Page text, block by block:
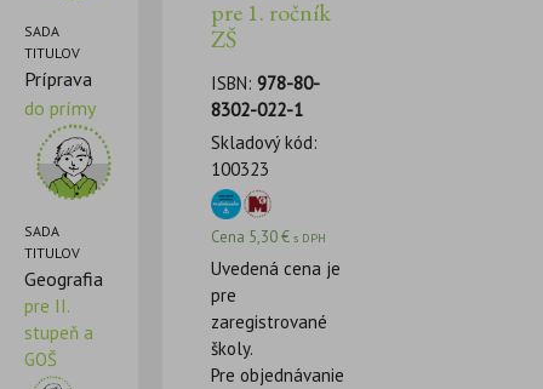
SADA
TITULOV
Príprava
do prímy
SADA
TITULOV
Geografia
pre II.
stupeň a
GOŠ
pre 1. ročník
ZŠ
ISBN:978-80-
8302-022-1
Skladový kód:
100323
Cena 5,30€ s DPH
Uvedená cena je
pre
zaregistrované
školy.
Pre objednávanie